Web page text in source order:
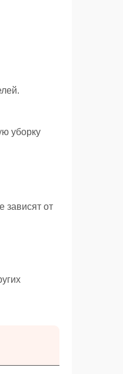
уборку
зависят от